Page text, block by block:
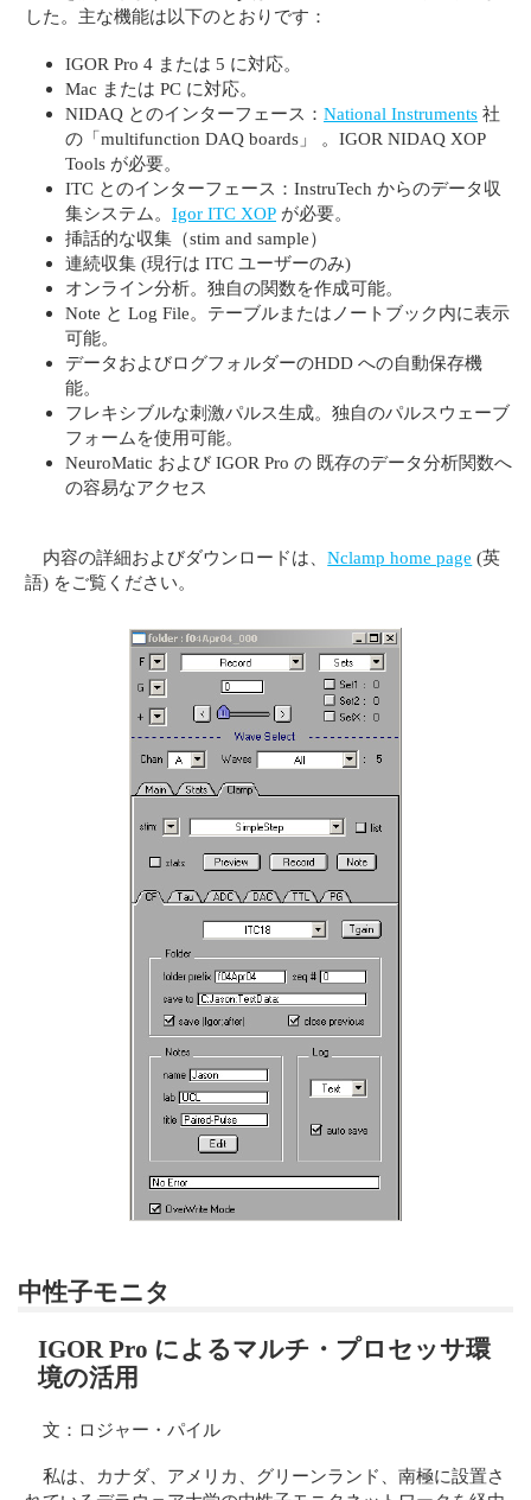
した。主な機能は以下のとおりです：
IGOR Pro 4 または 5 に対応。
Mac または PC に対応。
NIDAQ とのインターフェース： National Instruments 社
の「multifunction DAQ boards」 。IGOR NIDAQ XOP
Tools が必要。
ITC とのインターフェース：InstruTech からのデータ収
集システム。 Igor ITC XOP が必要。
挿話的な収集（stim and sample）
連続収集 (現行は ITC ユーザーのみ)
オンライン分析。独自の関数を作成可能。
Note と Log File。テーブルまたはノートブック内に表示
可能。
データおよびログフォルダーのHDD への自動保存機
能。
フレキシブルな刺激パルス生成。独自のパルスウェーブ
フォームを使用可能。
NeuroMatic および IGOR Pro の 既存のデータ分析関数へ
の容易なアクセス
内容の詳細およびダウンロードは、Nclamp home page (英
語) をご覧ください。
中性子モニタ
IGOR Pro によるマルチ・プロセッサ環
境の活用
文：ロジャー・パイル
私は、カナダ、アメリカ、グリーンランド、南極に設置さ